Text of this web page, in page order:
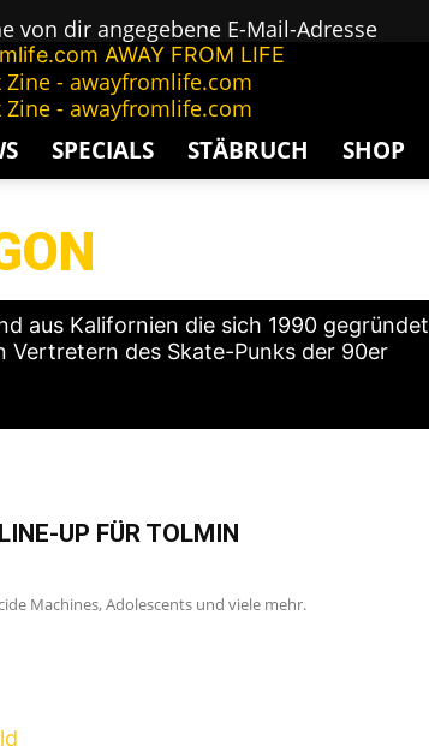
von dir angegebene E-Mail-Adresse
AWAY FROM LIFE
SPECIALS STÄBRUCH SHOP
aus Kalifornien die sich 1990 gegründet
Vertretern des Skate-Punks der 90er
UP FÜR TOLMIN
Machines, Adolescents und viele mehr.